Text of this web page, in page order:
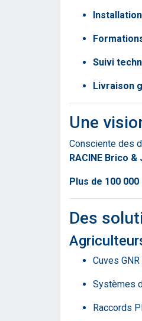
Suivi
Livraison
Une
Consciente des
RACINE Brico &
Plus de 100
Des
Cuves GNR
Systèmes
Raccords